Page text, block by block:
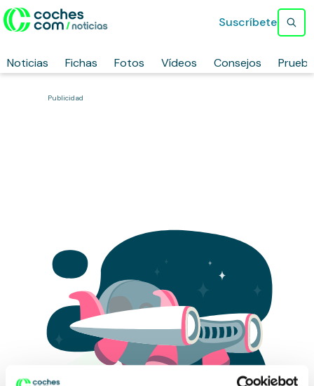
Noticias Fichas Fotos Vídeos Consejos
Suscríbete
Publicidad